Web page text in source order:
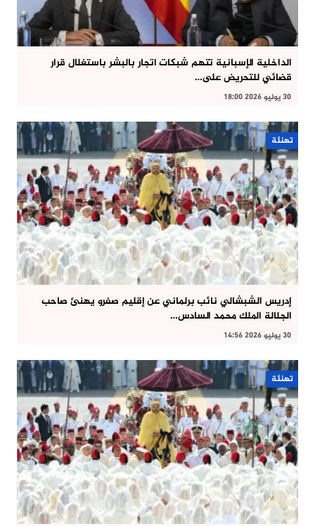
الداخلية الإسبانية تتهم شبكات اتجار بالبشر باستغلال قرار
قضائي للتحريض على…
30 يوليو 2026 18:00
تهنئة
إدريس الشبشالي نائب برلماني عن إقليم صفرو يهنئ صاحب
الجلالة الملك محمد السادس…
30 يوليو 2026 14:56
تهنئة